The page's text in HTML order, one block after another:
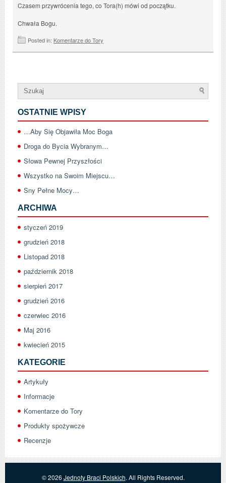
Czasem przywrócenia tego, co Tora(h) mówi od początku.
Chwała Bogu.
Posted in: Komentarze do Tory
OSTATNIE WPISY
…Aby Się Objawiła Moc Boga
Droga do Bycia Wybranym…
Słowa Pewnej Przyszłości
Wszystko na Swoim Miejscu…
Sny Pełne Mocy…
ARCHIWA
styczeń 2019
grudzień 2018
Listopad 2018
październik 2018
sierpień 2017
grudzień 2016
czerwiec 2016
Maj 2016
kwiecień 2015
KATEGORIE
Artykuły
Informacje
Komentarze do Tory
Produkty spożywcze
Recenzje
© 2026 Jednoty Braci Polskich. All Rights Reserved.